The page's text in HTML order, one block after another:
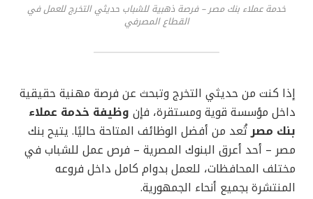
خدمة عملاء بنك مصر – فرصة ذهبية للشباب حديثي التخرج للعمل في
القطاع المصرفي
إذا كنت من حديثي التخرج وتبحث عن فرصة مهنية حقيقية
داخل مؤسسة قوية ومستقرة، فإن وظيفة خدمة عملاء
بنك مصرتُعد من أفضل الوظائف المتاحة حاليًا. يتيح بنك
مصر – أحد أعرق البنوك المصرية – فرص عمل للشباب في
مختلف المحافظات، للعمل بدوام كامل داخل فروعه
المنتشرة بجميع أنحاء الجمهورية.